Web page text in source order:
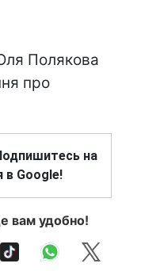
Полякова
про
на
в Google!
вам удобно!